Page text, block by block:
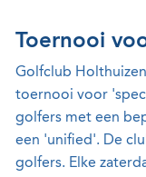
Toernooi
Golfclub
toernooi voor
golfers met een
een 'unified'. De
golfers. Elke